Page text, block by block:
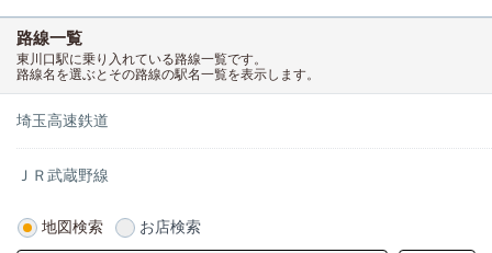
路線一覧
東川口駅に乗り入れている路線一覧です。
路線名を選ぶとその路線の駅名一覧を表示します。
埼玉高速鉄道
ＪＲ武蔵野線
地図検索 お店検索